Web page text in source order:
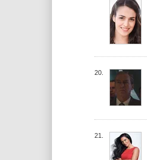
20.
21.